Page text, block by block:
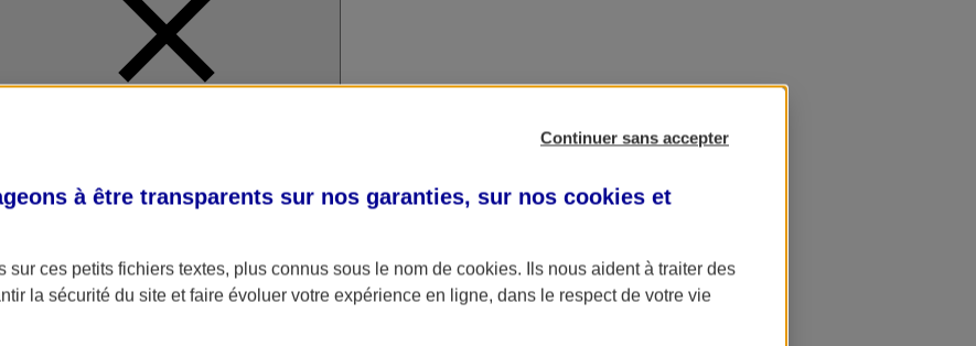
Continuer sans accepter
à être transparents sur nos garanties, sur nos cookies et
sur ces petits fichiers textes, plus connus sous le nom de cookies. Ils nous aident à traiter des
la sécurité du site et faire évoluer votre expérience en ligne, dans le respect de votre vie